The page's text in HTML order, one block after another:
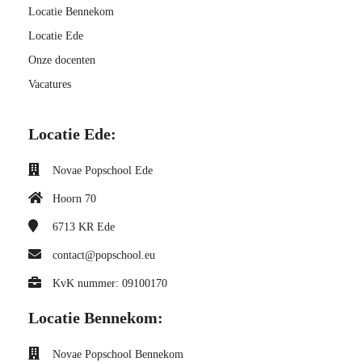
Locatie Bennekom
Locatie Ede
Onze docenten
Vacatures
Locatie Ede:
Novae Popschool Ede
Hoorn 70
6713 KR Ede
contact@popschool.eu
KvK nummer: 09100170
Locatie Bennekom:
Novae Popschool Bennekom